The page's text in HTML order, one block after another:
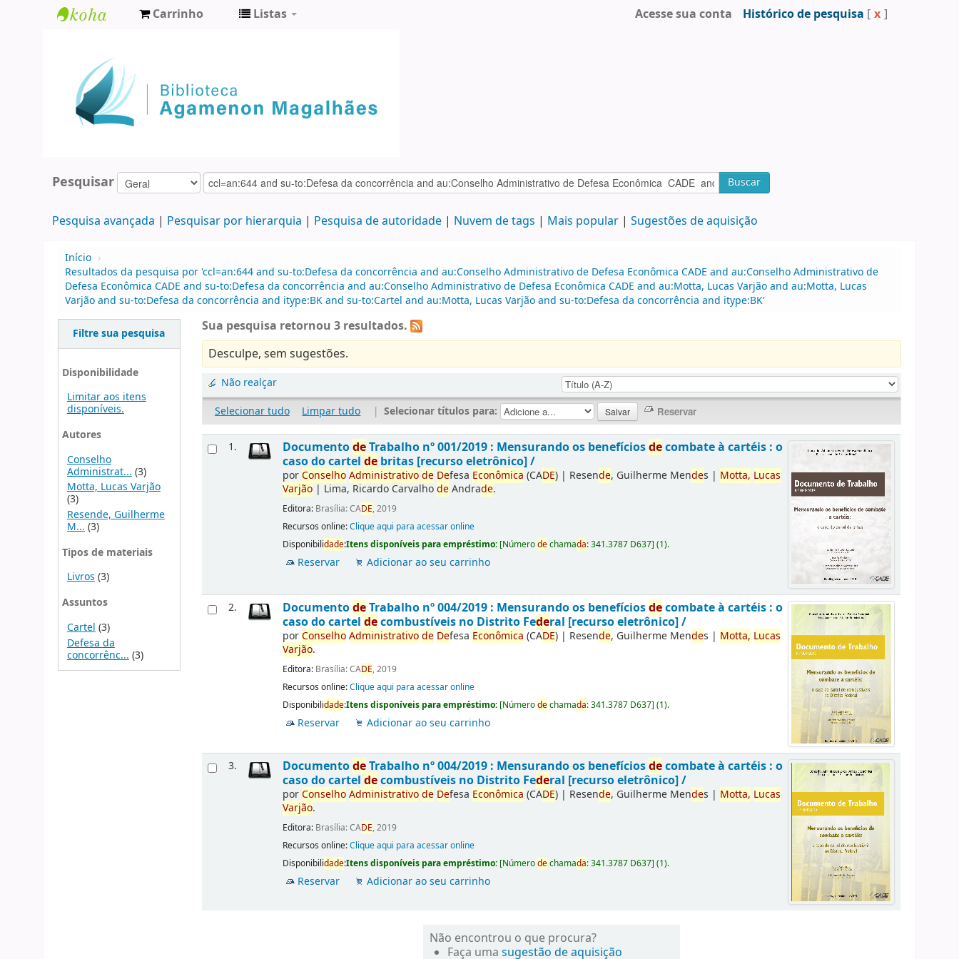
Agamenon
Magalhães
Carrinho Listas Acesse sua conta Histórico de pesquisa [ x ]
Pesquisar Buscar
Pesquisa avançada Pesquisar por hierarquia Pesquisa de autoridade Nuvem de tags Mais popular Sugestões de aquisição
Início ›
Resultados da pesquisa por 'ccl=an:644 and su-to:Defesa da concorrência and au:Conselho Administrativo de Defesa Econômica CADE and au:Conselho Administrativo de
Defesa Econômica CADE and su-to:Defesa da concorrência and au:Conselho Administrativo de Defesa Econômica CADE and au:Motta, Lucas Varjão and au:Motta, Lucas
Varjão and su-to:Defesa da concorrência and itype:BK and su-to:Cartel and au:Motta, Lucas Varjão and su-to:Defesa da concorrência and itype:BK'
Filtre sua pesquisa
Disponibilidade
Limitar aos itens
disponíveis.
Autores
Conselho
Administrat... (3)
Motta, Lucas Varjão
(3)
Resende, Guilherme
M... (3)
Tipos de materiais
Livros(3)
Assuntos
Cartel (3)
Defesa da
concorrênc... (3)
Sua pesquisa retornou 3 resultados.
Desculpe, sem sugestões.
Não realçar
Selecionar tudo
Limpar tudo | Selecionar títulos para:
1. DocumentodeTrabalho nº 001/2019 : Mensurando os benefíciosdecombate à cartéis : o
caso do cartelde britas [recurso eletrônico] /
porConselhoAdministrativode Defesa Econômica (CADE) | Resende, Guilherme Mendes | Motta, Lucas
Varjão | Lima, Ricardo CarvalhodeAndrade.
Editora: Brasília: CADE, 2019
Recursos online:Clique aqui para acessar online
Disponibilidade:Itens disponíveis para empréstimo: [Númerodechamada:341.3787 D637](1).
Reservar Adicionar ao seu carrinho
2. DocumentodeTrabalho nº 004/2019 : Mensurando os benefíciosdecombate à cartéis : o
caso do carteldecombustíveis no Distrito Federal [recurso eletrônico] /
porConselhoAdministrativode Defesa Econômica (CADE) | Resende, Guilherme Mendes | Motta, Lucas
Varjão.
Editora: Brasília: CADE, 2019
Recursos online:Clique aqui para acessar online
Disponibilidade:Itens disponíveis para empréstimo: [Númerodechamada:341.3787 D637](1).
Reservar Adicionar ao seu carrinho
3. DocumentodeTrabalho nº 004/2019 : Mensurando os benefíciosdecombate à cartéis : o
caso do carteldecombustíveis no Distrito Federal [recurso eletrônico] /
porConselhoAdministrativode Defesa Econômica (CADE) | Resende, Guilherme Mendes | Motta, Lucas
Varjão.
Editora: Brasília: CADE, 2019
Recursos online:Clique aqui para acessar online
Disponibilidade:Itens disponíveis para empréstimo: [Númerodechamada:341.3787 D637](1).
Reservar Adicionar ao seu carrinho
Não encontrou o que procura?
Faça uma sugestão de aquisição